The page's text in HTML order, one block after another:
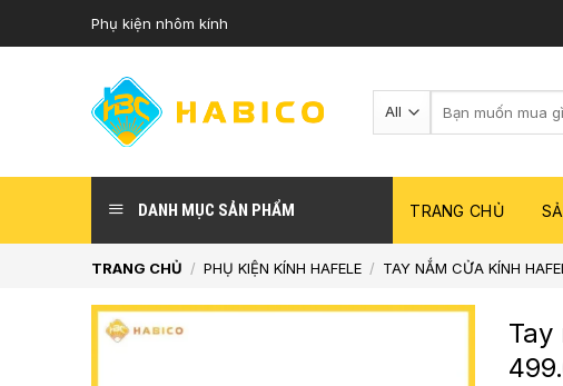
Phụ kiện nhôm kính
kiếm:
DANH MỤC SẢN PHẨM TRANG CHỦ
TRANG CHỦ / PHỤ KIỆN KÍNH HAFELE / TAY NẮM CỬA KÍNH